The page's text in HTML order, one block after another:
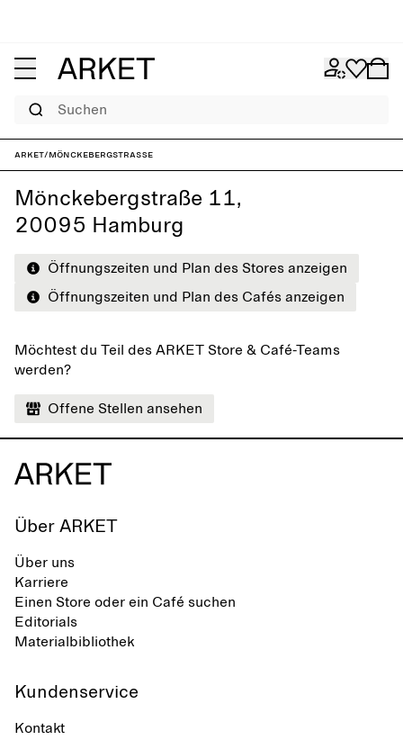
Suchen
ARKET/Mönckebergstraße
Mönckebergstraße 11,
20095 Hamburg
Öffnungszeiten und Plan des Stores anzeigen
Öffnungszeiten und Plan des Cafés anzeigen
Möchtest du Teil des ARKET Store & Café-Teams
werden?
Offene Stellen ansehen
Über ARKET
Über uns
Karriere
Einen Store oder ein Café suchen
Editorials
Materialbibliothek
Kundenservice
Kontakt